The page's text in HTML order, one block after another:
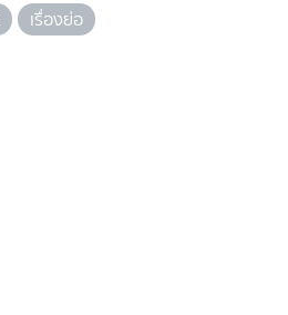
เรื่องย่อ